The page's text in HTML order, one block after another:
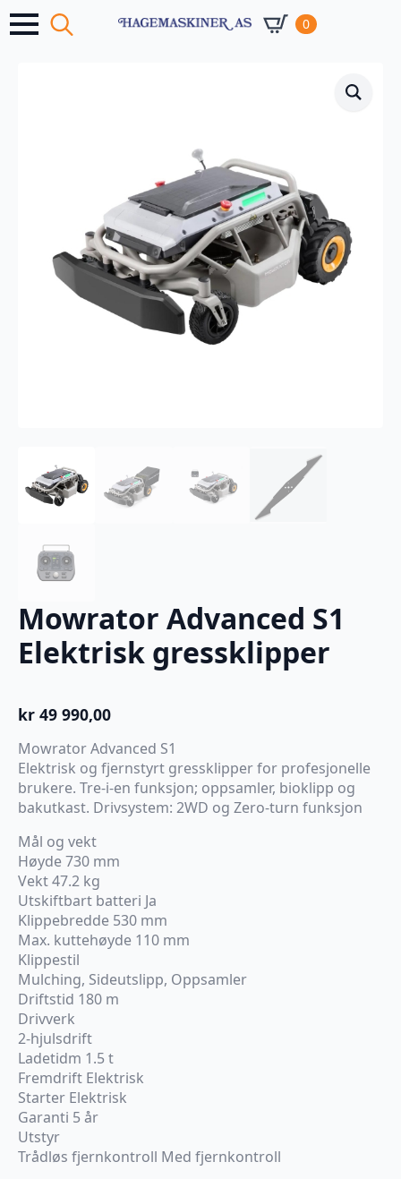
0
Mowrator Advanced S1
Elektrisk gressklipper
kr 49 990,00
Mowrator Advanced S1
Elektrisk og fjernstyrt gressklipper for profesjonelle
brukere. Tre-i-en funksjon; oppsamler, bioklipp og
bakutkast. Drivsystem: 2WD og Zero-turn funksjon
Mål og vekt
Høyde 730 mm
Vekt 47.2 kg
Utskiftbart batteri Ja
Klippebredde 530 mm
Max. kuttehøyde 110 mm
Klippestil
Mulching, Sideutslipp, Oppsamler
Driftstid 180 m
Drivverk
2-hjulsdrift
Ladetidm 1.5 t
Fremdrift Elektrisk
Starter Elektrisk
Garanti 5 år
Utstyr
Trådløs fjernkontroll Med fjernkontroll